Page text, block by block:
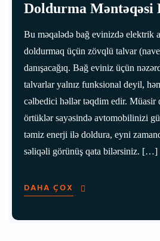
Doldurma Məntəqəsi
Bu məqalədə bağ evinizdə elektrik
doldurmaq üçün zövqlü talvar
danışacağıq. Bağ eviniz üçün
talvarlar yalnız funksional deyil,
cəlbedici həllər təqdim edir. Müasir
örtüklər sayəsində avtomobilinizi
təmiz enerji ilə doldura, eyni
səliqəli görünüş qata bilərsiniz. […]
DAHA ÇOX